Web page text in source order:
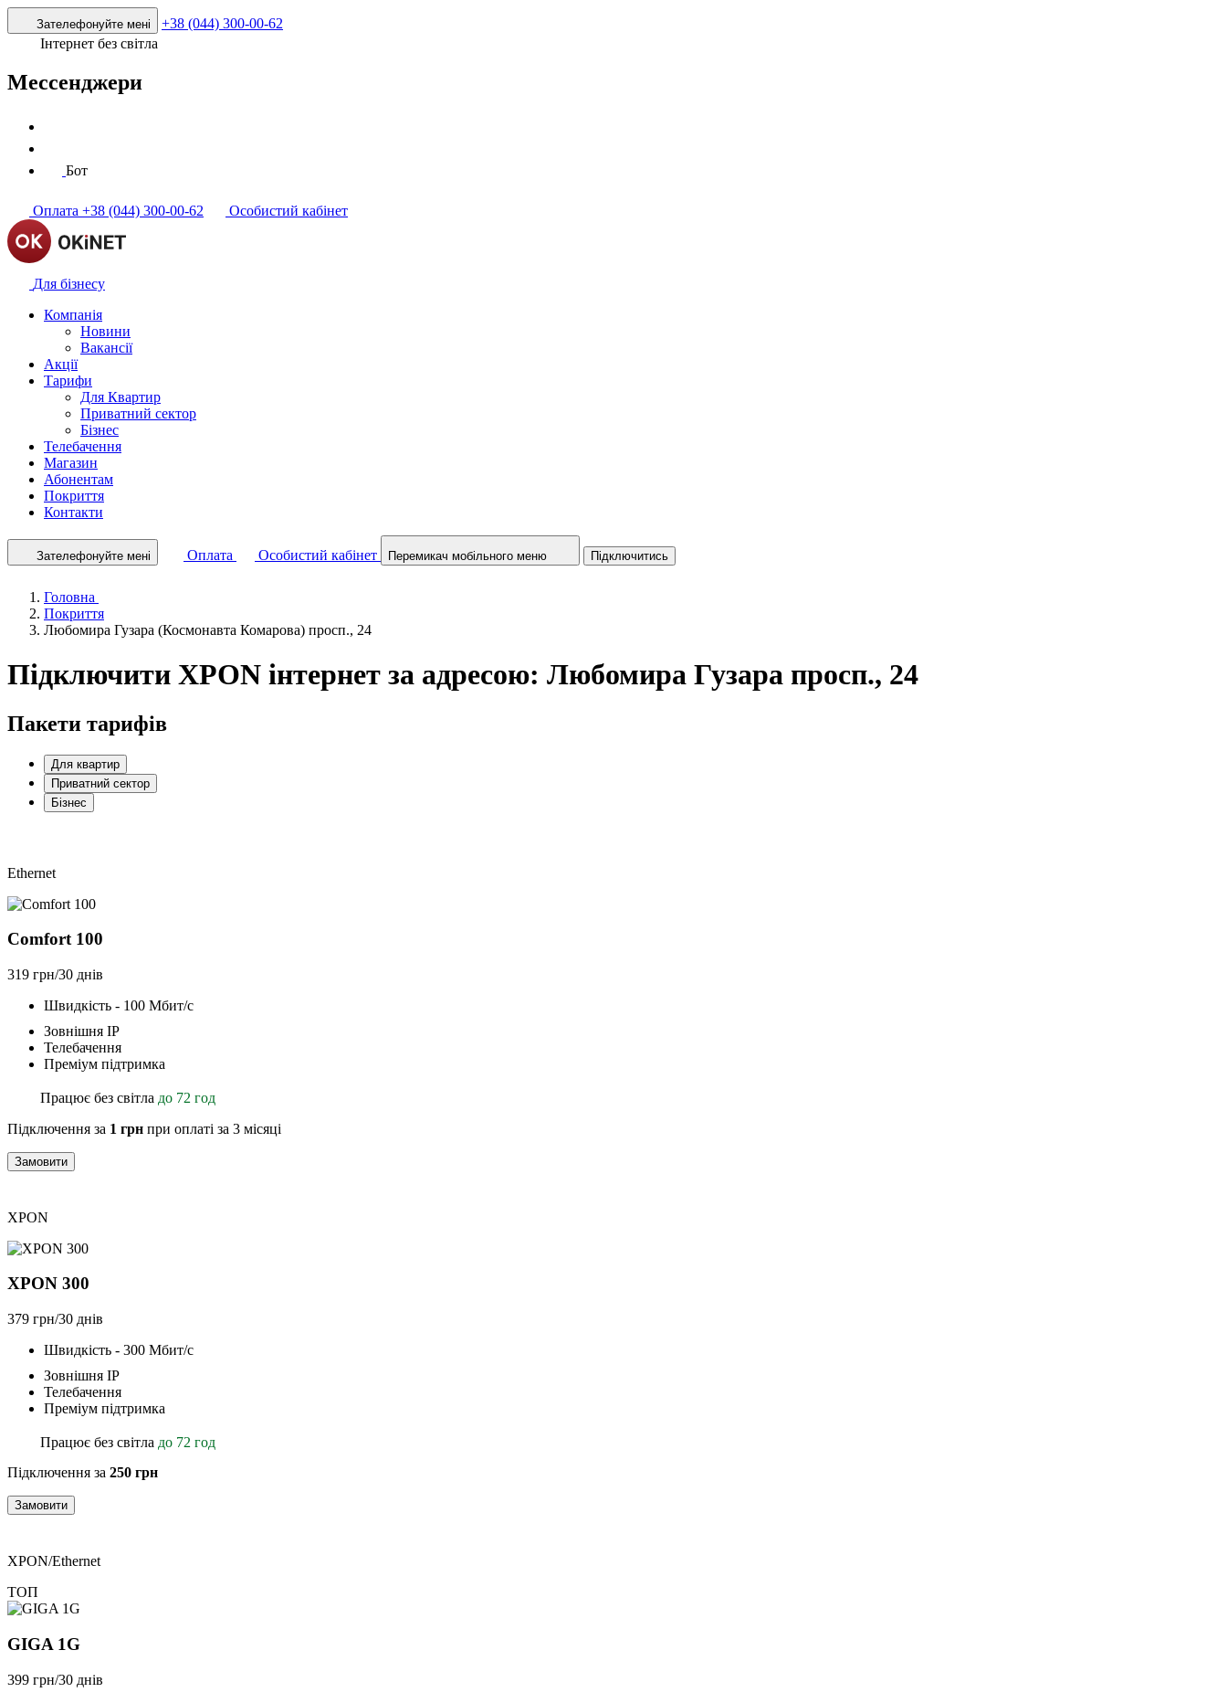
Зателефонуйте мені
+38 (044) 300-00-62
Інтернет без світла
Мессенджери
Бот
Оплата +38 (044) 300-00-62 Особистий кабінет
Для бізнесу
Компанія
Новини
Вакансії
Акції
Тарифи
Для Квартир
Приватний сектор
Бізнес
Телебачення
Магазин
Абонентам
Покриття
Контакти
Зателефонуйте мені Оплата Особистий кабінет Перемикач мобільного меню Підключитись
Головна
Покриття
Любомира Гузара (Космонавта Комарова) просп., 24
Підключити XPON інтернет за адресою: Любомира Гузара просп., 24
Пакети тарифів
Для квартир
Приватний сектор
Бізнес
Ethernet
Comfort 100
319 грн/30 днів
Швидкість - 100 Мбит/с
Зовнішня ІР
Телебачення
Преміум підтримка
Працює без світла до 72 год
Підключення за 1 грн при оплаті за 3 місяці
Замовити
XPON
XPON 300
379 грн/30 днів
Швидкість - 300 Мбит/с
Зовнішня ІР
Телебачення
Преміум підтримка
Працює без світла до 72 год
Підключення за 250 грн
Замовити
XPON/Ethernet
ТОП
GIGA 1G
399 грн/30 днів